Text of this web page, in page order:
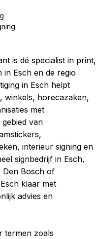
is dé specialist in print,
in Esch en de regio
in Esch helpt
winkels, horecazaken,
met
van
interieur signing en
signbedrijf in Esch,
Den Bosch of
klaar met
advies en
termen zoals